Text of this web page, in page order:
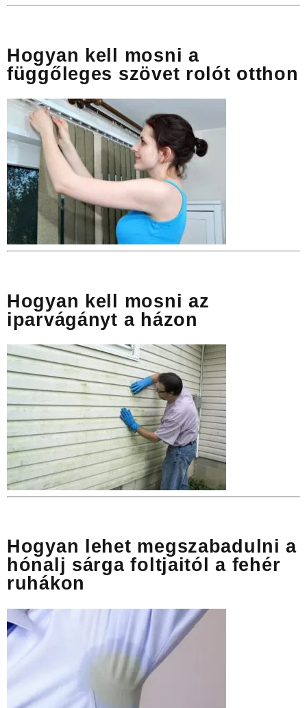
Hogyan kell mosni a
függőleges szövet rolót otthon
Hogyan kell mosni az
iparvágányt a házon
Hogyan lehet megszabadulni a
hónalj sárga foltjaitól a fehér
ruhákon